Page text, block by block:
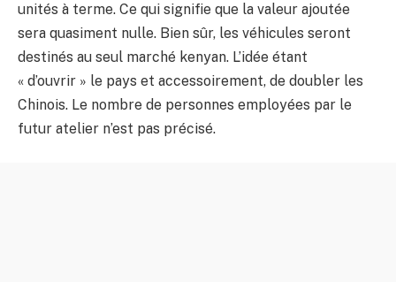
unités à terme. Ce qui signifie que la valeur ajoutée
sera quasiment nulle. Bien sûr, les véhicules seront
destinés au seul marché kenyan. L’idée étant
« d’ouvrir » le pays et accessoirement, de doubler les
Chinois. Le nombre de personnes employées par le
futur atelier n’est pas précisé.